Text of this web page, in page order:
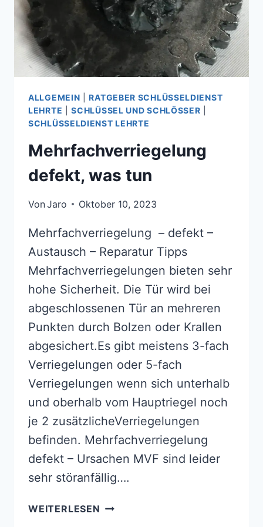
ALLGEMEIN |RATGEBER SCHLÜSSELDIENST
LEHRTE |SCHLÜSSEL UND SCHLÖSSER
SCHLÜSSELDIENST LEHRTE
Mehrfachverriegelung
defekt, was tun
VonJaro Oktober 10, 2023
Mehrfachverriegelung – defekt –
Austausch – Reparatur Tipps
Mehrfachverriegelungen bieten sehr
hohe Sicherheit. Die Tür wird bei
abgeschlossenen Tür an mehreren
Punkten durch Bolzen oder Krallen
abgesichert.Es gibt meistens 3-fach
Verriegelungen oder 5-fach
Verriegelungen wenn sich unterhalb
und oberhalb vom Hauptriegel noch
je 2 zusätzlicheVerriegelungen
befinden. Mehrfachverriegelung
defekt – Ursachen MVF sind leider
sehr störanfällig….
WEITERLESEN MEHRFACHVERRIEGELUNG